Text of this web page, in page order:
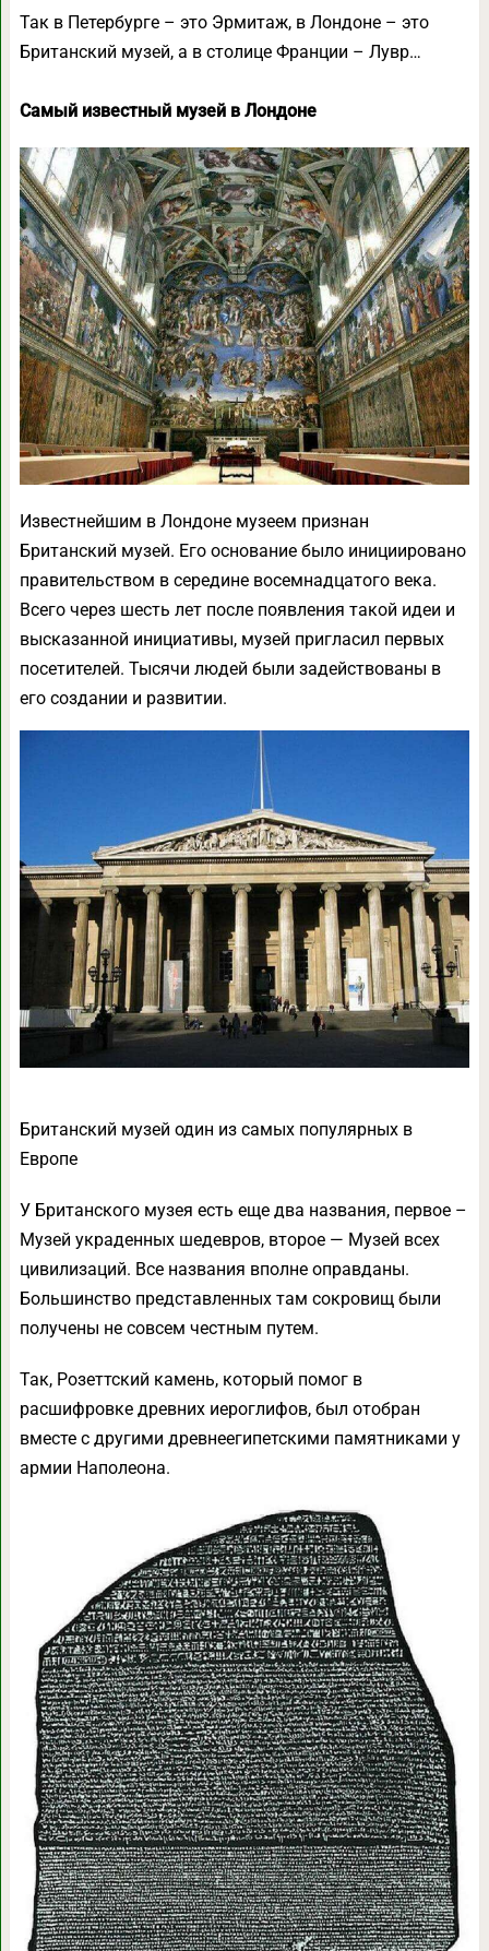
Так в Петербурге – это Эрмитаж, в Лондоне – это
Британский музей, а в столице Франции – Лувр…
Самый известный музей в Лондоне
Известнейшим в Лондоне музеем признан
Британский музей. Его основание было инициировано
правительством в середине восемнадцатого века.
Всего через шесть лет после появления такой идеи и
высказанной инициативы, музей пригласил первых
посетителей. Тысячи людей были задействованы в
его создании и развитии.
Британский музей один из самых популярных в
Европе
У Британского музея есть еще два названия, первое –
Музей украденных шедевров, второе — Музей всех
цивилизаций. Все названия вполне оправданы.
Большинство представленных там сокровищ были
получены не совсем честным путем.
Так, Розеттский камень, который помог в
расшифровке древних иероглифов, был отобран
вместе с другими древнеегипетскими памятниками у
армии Наполеона.